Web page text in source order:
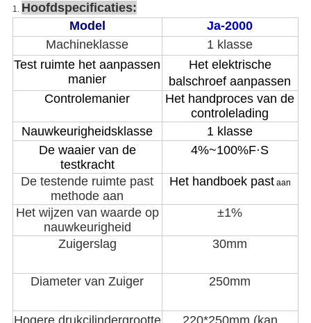
1. Hoofdspecificaties:
Model
Ja-2000
Machineklasse
1 klasse
Test ruimte het aanpassen
manier
Het elektrische
balschroef aanpassen
Controlemanier
Het handproces van de
controlelading
Nauwkeurigheidsklasse
1 klasse
De waaier van de
testkracht
4%~100%F·S
De testende ruimte past
methode aan
Het handboekpastaan
Het wijzen van waarde op
nauwkeurigheid
±1%
Zuigerslag 30mm
Diameter van Zuiger 250mm